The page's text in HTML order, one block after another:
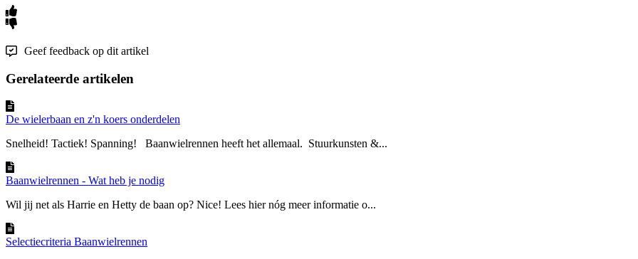
Geef feedback op dit artikel
Gerelateerde artikelen
De wielerbaan en z'n koers onderdelen
Snelheid! Tactiek! Spanning! Baanwielrennen heeft het allemaal. Stuurkunsten &...
Baanwielrennen - Wat heb je nodig
Wil jij net als Harrie en Hetty de baan op? Nice! Lees hier nóg meer informatie o...
Selectiecriteria Baanwielrennen